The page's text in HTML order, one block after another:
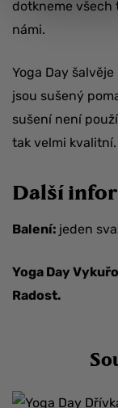
dotkneme všech
námi.
Yoga Day
jsou sušený
sušení není
tak velmi kvalitní.
Další
Balení: jeden
Yoga Day
Radost.